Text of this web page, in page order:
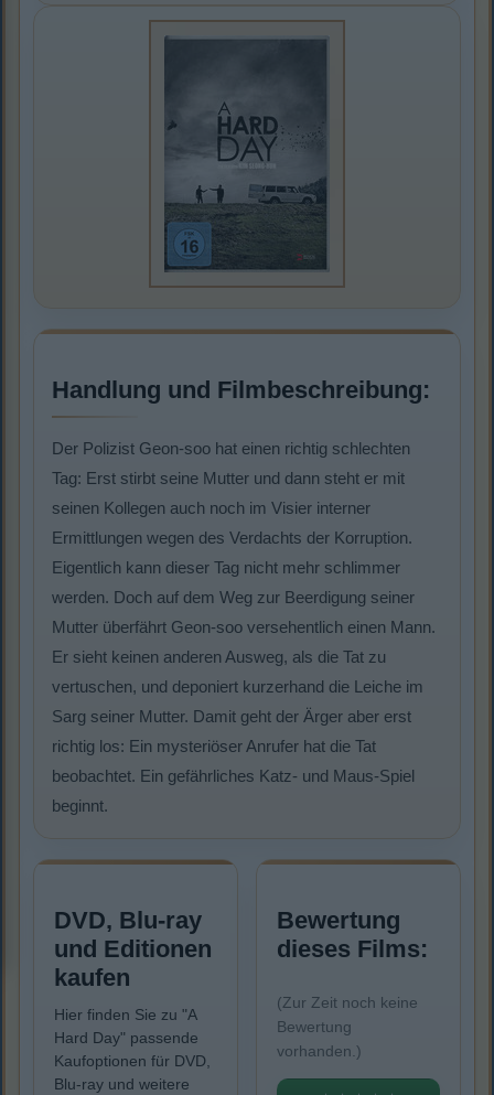
Handlung und Filmbeschreibung:
Der Polizist Geon-soo hat einen richtig schlechten
Tag: Erst stirbt seine Mutter und dann steht er mit
seinen Kollegen auch noch im Visier interner
Ermittlungen wegen des Verdachts der Korruption.
Eigentlich kann dieser Tag nicht mehr schlimmer
werden. Doch auf dem Weg zur Beerdigung seiner
Mutter überfährt Geon-soo versehentlich einen Mann.
Er sieht keinen anderen Ausweg, als die Tat zu
vertuschen, und deponiert kurzerhand die Leiche im
Sarg seiner Mutter. Damit geht der Ärger aber erst
richtig los: Ein mysteriöser Anrufer hat die Tat
beobachtet. Ein gefährliches Katz- und Maus-Spiel
beginnt.
DVD, Blu-ray
und Editionen
kaufen
Hier finden Sie zu "A
Hard Day" passende
Kaufoptionen für DVD,
Blu-ray und weitere
Bewertung
dieses Films:
(Zur Zeit noch keine
Bewertung
vorhanden.)